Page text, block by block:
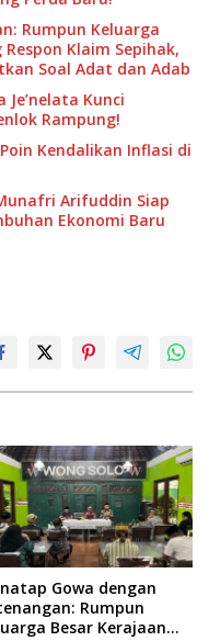
Rumpun Keluarga
Klaim Sepihak,
Soal Adat dan Adab
Kunci
Rampung!
Kendalikan Inflasi di
Arifuddin Siap
Ekonomi Baru
Gowa dengan
Rumpun
Besar Kerajaan